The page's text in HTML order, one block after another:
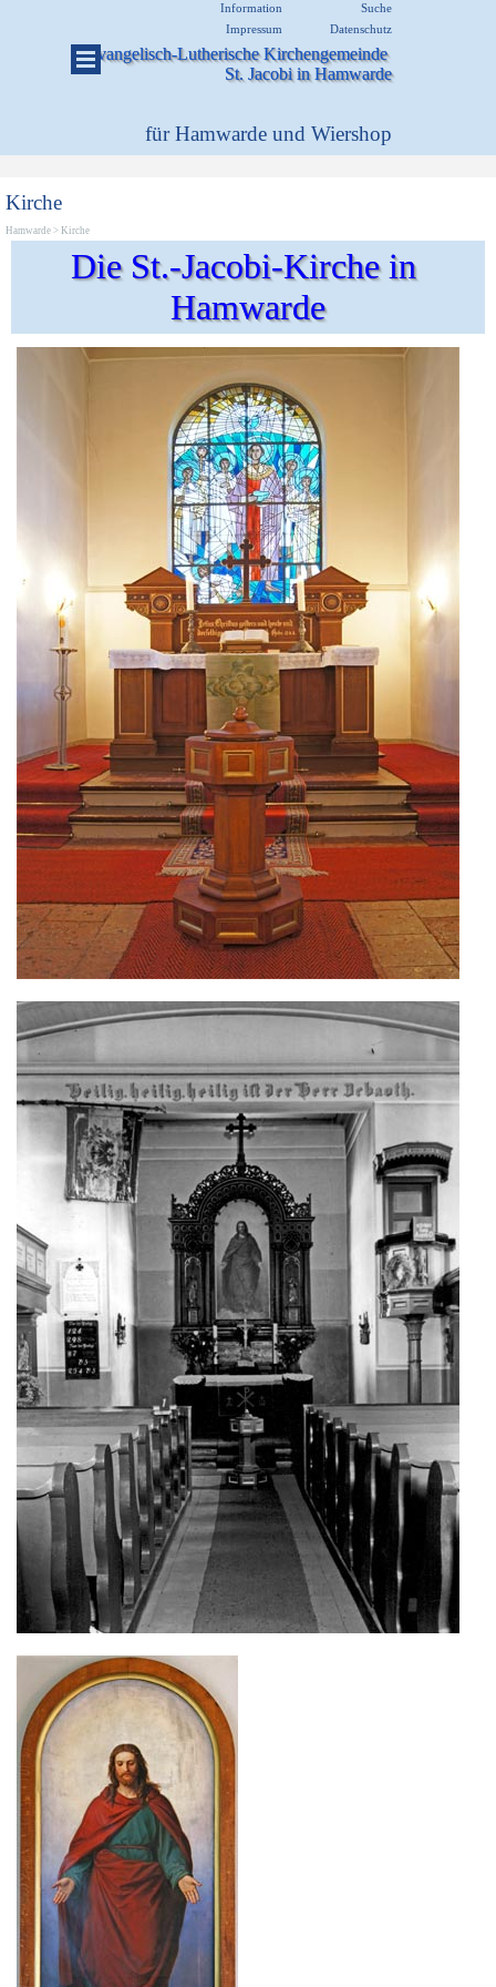
Menü überspringen
Information
Suche
Impressum
Datenschutz
Evangelisch-Lutherische Kirchengemeinde
St. Jacobi in Hamwarde
für Hamwarde und Wiershop
Menü überspringen
Kirche
Hamwarde > Kirche
Die St.-Jacobi-Kirche in
Hamwarde